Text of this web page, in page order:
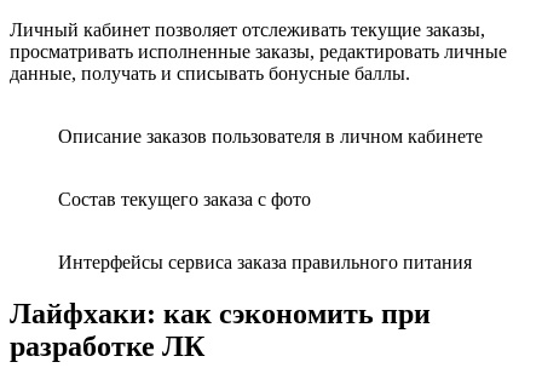
Личный кабинет позволяет отслеживать текущие заказы,
просматривать исполненные заказы, редактировать личные
данные, получать и списывать бонусные баллы.
Описание заказов пользователя в личном кабинете
Состав текущего заказа с фото
Интерфейсы сервиса заказа правильного питания
Лайфхаки: как сэкономить при
разработке ЛК